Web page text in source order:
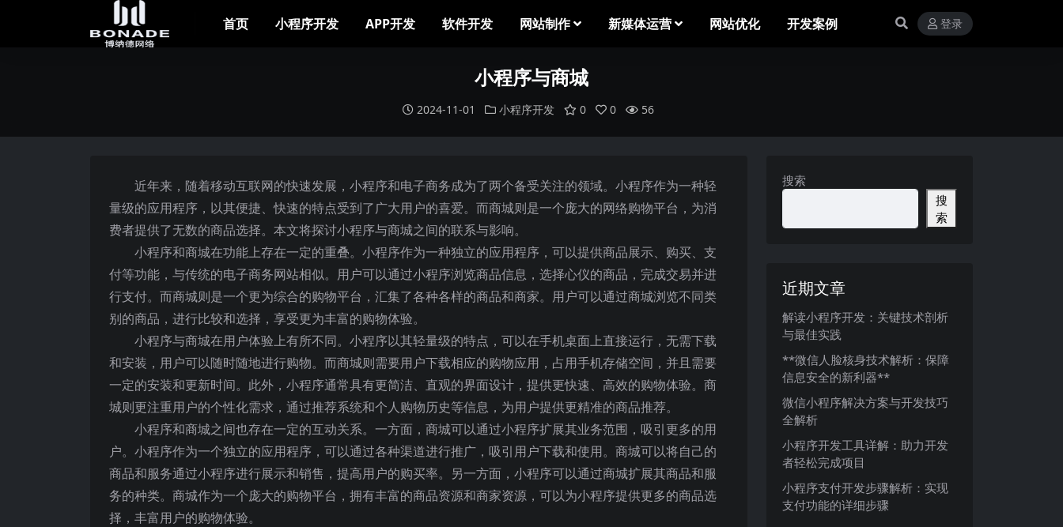
首页 小程序开发 APP开发 软件开发 网站制作 新媒体运营 网站优化 开发案例 登录
小程序与商城
2024-11-01 小程序开发 0 0 56
近年来，随着移动互联网的快速发展，小程序和电子商务成为了两个备受关注的领域。小程序作为一种轻
量级的应用程序，以其便捷、快速的特点受到了广大用户的喜爱。而商城则是一个庞大的网络购物平台，为消
费者提供了无数的商品选择。本文将探讨小程序与商城之间的联系与影响。
小程序和商城在功能上存在一定的重叠。小程序作为一种独立的应用程序，可以提供商品展示、购买、支
付等功能，与传统的电子商务网站相似。用户可以通过小程序浏览商品信息，选择心仪的商品，完成交易并进
行支付。而商城则是一个更为综合的购物平台，汇集了各种各样的商品和商家。用户可以通过商城浏览不同类
别的商品，进行比较和选择，享受更为丰富的购物体验。
小程序与商城在用户体验上有所不同。小程序以其轻量级的特点，可以在手机桌面上直接运行，无需下载
和安装，用户可以随时随地进行购物。而商城则需要用户下载相应的购物应用，占用手机存储空间，并且需要
一定的安装和更新时间。此外，小程序通常具有更简洁、直观的界面设计，提供更快速、高效的购物体验。商
城则更注重用户的个性化需求，通过推荐系统和个人购物历史等信息，为用户提供更精准的商品推荐。
小程序和商城之间也存在一定的互动关系。一方面，商城可以通过小程序扩展其业务范围，吸引更多的用
户。小程序作为一个独立的应用程序，可以通过各种渠道进行推广，吸引用户下载和使用。商城可以将自己的
商品和服务通过小程序进行展示和销售，提高用户的购买率。另一方面，小程序可以通过商城扩展其商品和服
务的种类。商城作为一个庞大的购物平台，拥有丰富的商品资源和商家资源，可以为小程序提供更多的商品选
择，丰富用户的购物体验。
搜索
搜
索
近期文章
解读小程序开发：关键技术剖析
与最佳实践
**微信人脸核身技术解析：保障
信息安全的新利器**
微信小程序解决方案与开发技巧
全解析
小程序开发工具详解：助力开发
者轻松完成项目
小程序支付开发步骤解析：实现
支付功能的详细步骤